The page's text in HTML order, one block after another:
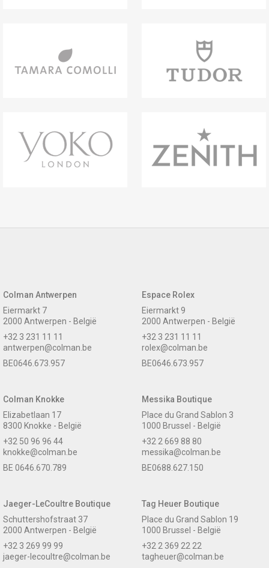
Colman Antwerpen
Eiermarkt 7
2000 Antwerpen - België
+32 3 231 11 11
antwerpen@colman.be
BE0646.673.957
Espace Rolex
Eiermarkt 9
2000 Antwerpen - België
+32 3 231 11 11
rolex@colman.be
BE0646.673.957
Colman Knokke
Elizabetlaan 17
8300 Knokke - België
+32 50 96 96 44
knokke@colman.be
BE 0646.670.789
Messika Boutique
Place du Grand Sablon 3
1000 Brussel - België
+32 2 669 88 80
messika@colman.be
BE0688.627.150
Jaeger-LeCoultre Boutique
Schuttershofstraat 37
2000 Antwerpen - België
+32 3 269 99 99
jaeger-lecoultre@colman.be
Tag Heuer Boutique
Place du Grand Sablon 19
1000 Brussel - België
+32 2 369 22 22
tagheuer@colman.be